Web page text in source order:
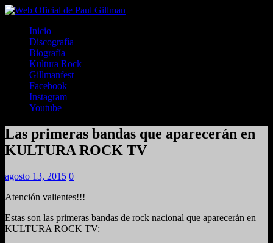
Inicio
Discografía
Biografía
Kultura Rock
Gillmanfest
Facebook
Instagram
Youtube
Las primeras bandas que aparecerán en
KULTURA ROCK TV
agosto 13, 2015 0
Atención valientes!!!
Estas son las primeras bandas de rock nacional que aparecerán en
KULTURA ROCK TV: